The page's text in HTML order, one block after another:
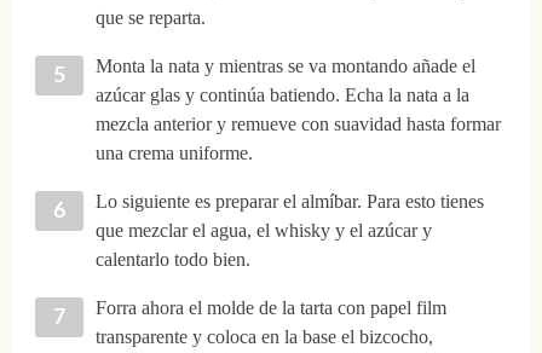
que se reparta.
Monta la nata y mientras se va montando añade el
azúcar glas y continúa batiendo. Echa la nata a la
mezcla anterior y remueve con suavidad hasta formar
una crema uniforme.
Lo siguiente es preparar el almíbar. Para esto tienes
que mezclar el agua, el whisky y el azúcar y
calentarlo todo bien.
Forra ahora el molde de la tarta con papel film
transparente y coloca en la base el bizcocho,